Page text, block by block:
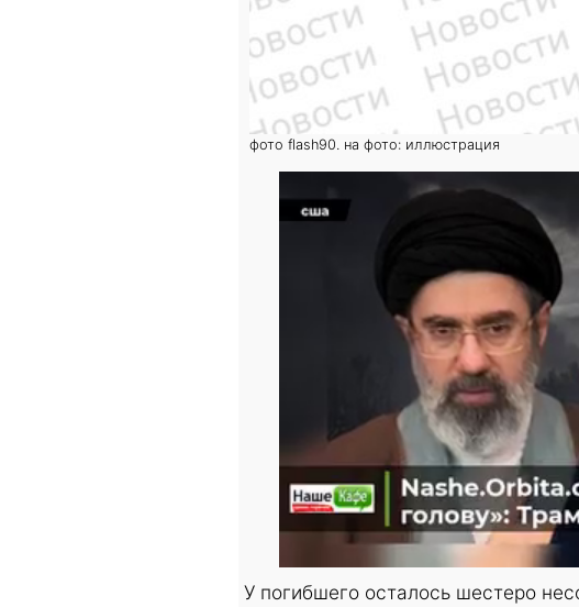
фото flash90. на фото: иллюстрация
У погибшего осталось шестеро